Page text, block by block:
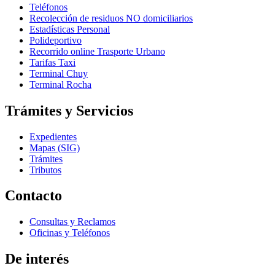
Teléfonos
Recolección de residuos NO domiciliarios
Estadísticas Personal
Polideportivo
Recorrido online Trasporte Urbano
Tarifas Taxi
Terminal Chuy
Terminal Rocha
Trámites y Servicios
Expedientes
Mapas (SIG)
Trámites
Tributos
Contacto
Consultas y Reclamos
Oficinas y Teléfonos
De interés